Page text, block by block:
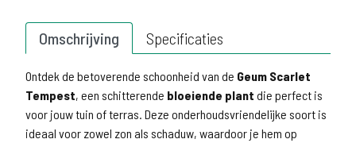
Omschrijving Specificaties
Ontdek de betoverende schoonheid van de Geum Scarlet
Tempest, een schitterende bloeiende plant die perfect is
voor jouw tuin of terras. Deze onderhoudsvriendelijke soort is
ideaal voor zowel zon als schaduw, waardoor je hem op